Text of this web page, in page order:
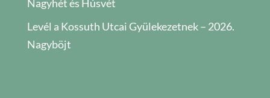
Nagyhét és Húsvét
Levél a Kossuth Utcai Gyülekezetnek – 2026.
Nagyböjt